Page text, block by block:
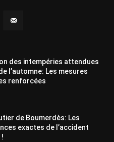
des intempéries attendues
l’automne: Les mesures
renforcées
de Boumerdès: Les
exactes de l’accident